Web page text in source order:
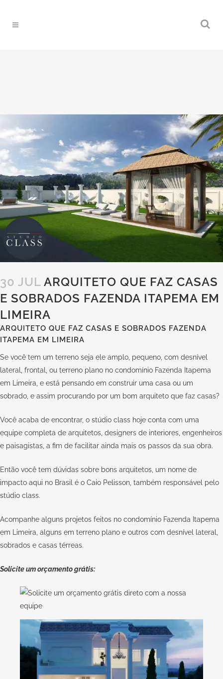
30 JUL ARQUITETO QUE FAZ CASAS
E SOBRADOS FAZENDA ITAPEMA EM
LIMEIRA
ARQUITETO QUE FAZ CASAS E SOBRADOS FAZENDA
ITAPEMA EM LIMEIRA
Se você tem um terreno seja ele amplo, pequeno, com desnível
lateral, frontal, ou terreno plano no condomínio Fazenda Itapema
em Limeira, e está pensando em construir uma casa ou um
sobrado, e assim procurando por um bom arquiteto que faz casas?
Você acaba de encontrar, o stúdio class hoje conta com uma
equipe completa de arquitetos, designers de interiores, engenheiros
e paisagistas, a fim de facilitar ainda mais os passos da sua obra.
Então você tem dúvidas sobre bons arquitetos, um nome de
impacto aqui no Brasil é o Caio Pelisson, também responsável pelo
stúdio class.
Acompanhe alguns projetos feitos no condomínio Fazenda Itapema
em Limeira, alguns em terreno plano e outros com desnível lateral,
sobrados e casas térreas.
Solicite um orçamento grátis: